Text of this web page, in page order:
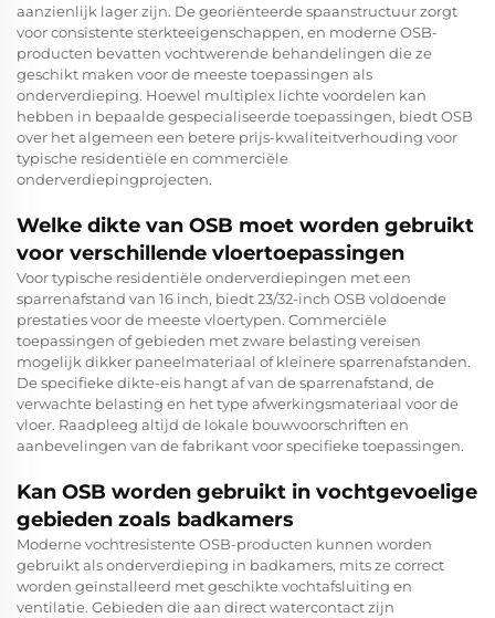
aanzienlijk lager zijn. De georiënteerde spaanstructuur zorgt
voor consistente sterkteeigenschappen, en moderne OSB-
producten bevatten vochtwerende behandelingen die ze
geschikt maken voor de meeste toepassingen als
onderverdieping. Hoewel multiplex lichte voordelen kan
hebben in bepaalde gespecialiseerde toepassingen, biedt OSB
over het algemeen een betere prijs-kwaliteitverhouding voor
typische residentiële en commerciële
onderverdiepingprojecten.
Welke dikte van OSB moet worden gebruikt
voor verschillende vloertoepassingen
Voor typische residentiële onderverdiepingen met een
sparrenafstand van 16 inch, biedt 23/32-inch OSB voldoende
prestaties voor de meeste vloertypen. Commerciële
toepassingen of gebieden met zware belasting vereisen
mogelijk dikker paneelmateriaal of kleinere sparrenafstanden.
De specifieke dikte-eis hangt af van de sparrenafstand, de
verwachte belasting en het type afwerkingsmateriaal voor de
vloer. Raadpleeg altijd de lokale bouwvoorschriften en
aanbevelingen van de fabrikant voor specifieke toepassingen.
Kan OSB worden gebruikt in vochtgevoelige
gebieden zoals badkamers
Moderne vochtresistente OSB-producten kunnen worden
gebruikt als onderverdieping in badkamers, mits ze correct
worden geïnstalleerd met geschikte vochtafsluiting en
ventilatie. Gebieden die aan direct watercontact zijn